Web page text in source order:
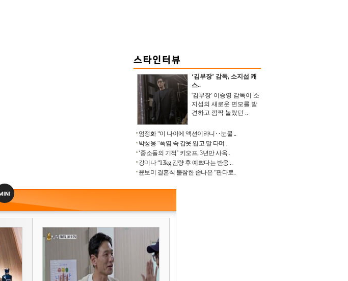
‘김부장’ 감독, 소지섭 캐
스..
'김부장' 이승영 감독이 소
지섭의 새로운 면모를 발
견하고 깜짝 놀랐던 ..
엄정화 “이 나이에 액션이라니‥눈물 ..
박성웅 “폭염 속 갑옷 입고 말 타며 ..
‘중소돌의 기적’ 키오프, 3년만 사옥..
강미나 “13kg 감량 후 예쁘다는 반응 ..
윤보미 결혼식 불참한 손나은 “판다로..